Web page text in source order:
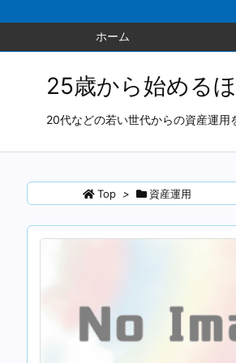
ホーム
25歳から始める
20代などの若い世代からの資産運
Top > 資産運用